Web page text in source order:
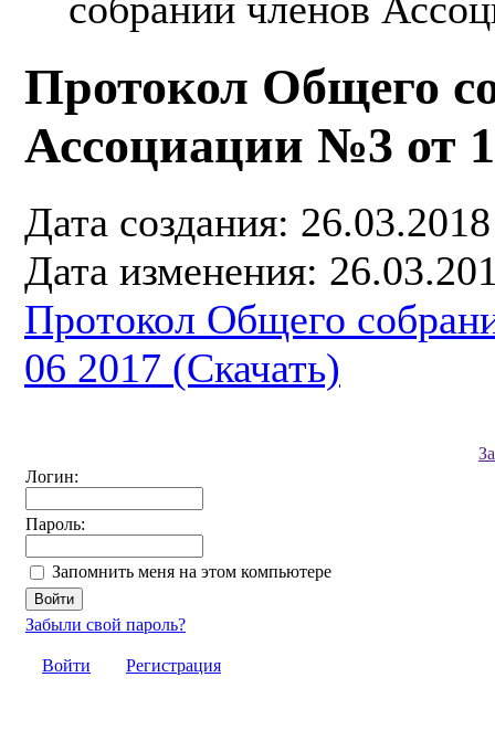
собраний членов
Протокол Общего
Ассоциации №3 от
Дата создания:
Дата изменения:
Протокол Общего
06 2017 (Скачать)
Логин:
Пароль:
Запомнить меня на этом компьютере
Забыли свой пароль?
Войти Регистрация